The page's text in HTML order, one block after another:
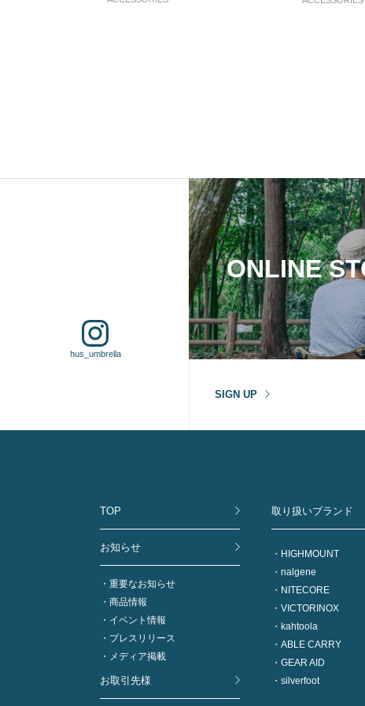
hus_umbrella
ONLINE
SIGN UP
TOP
お知らせ
重要なお知らせ
商品情報
イベント情報
プレスリリース
メディア掲載
お取引先様
取り扱いブランド
HIGHMOUNT
nalgene
NITECORE
VICTORINOX
kahtoola
ABLE CARRY
GEAR AID
silverfoot